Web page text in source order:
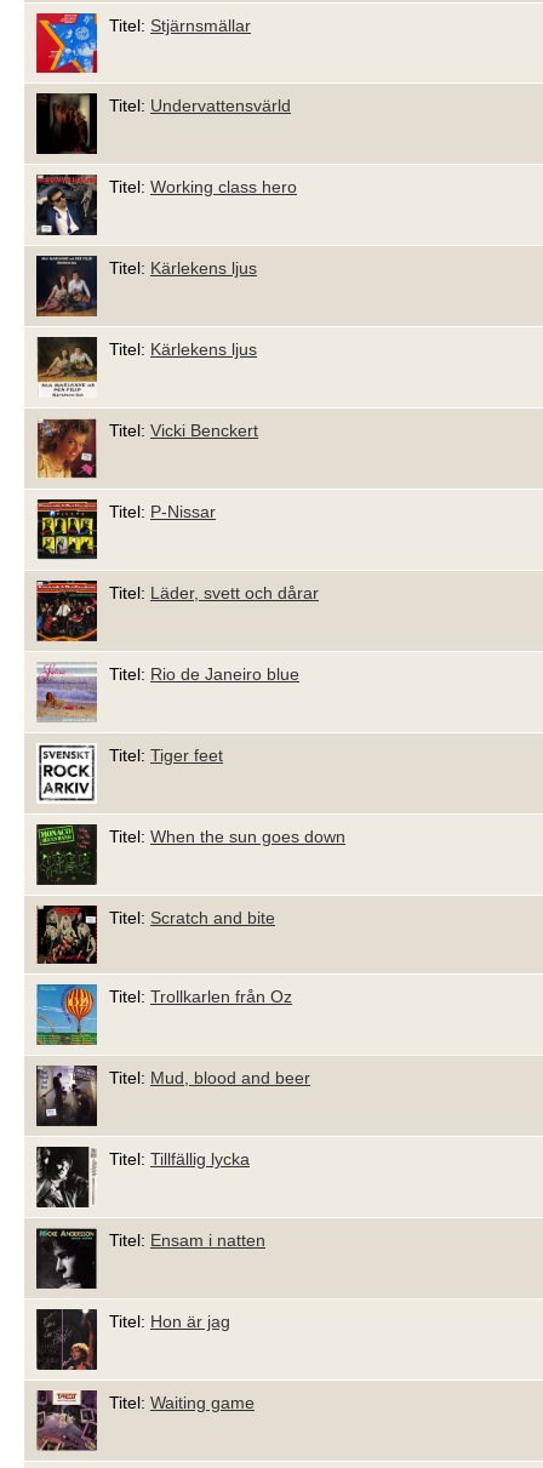
Titel: Stjärnsmällar
Titel: Undervattensvärld
Titel: Working class hero
Titel: Kärlekens ljus
Titel: Kärlekens ljus
Titel: Vicki Benckert
Titel: P-Nissar
Titel: Läder, svett och dårar
Titel: Rio de Janeiro blue
Titel: Tiger feet
Titel: When the sun goes down
Titel: Scratch and bite
Titel: Trollkarlen från Oz
Titel: Mud, blood and beer
Titel: Tillfällig lycka
Titel: Ensam i natten
Titel: Hon är jag
Titel: Waiting game